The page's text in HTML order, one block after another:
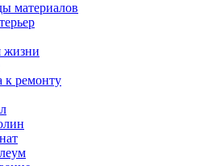
материалов
жизни
к ремонту